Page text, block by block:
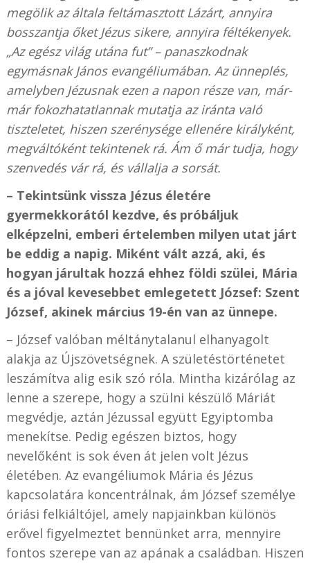
megölik az általa feltámasztott Lázárt, annyira
bosszantja őket Jézus sikere, annyira féltékenyek.
„Az egész világ utána fut” – panaszkodnak
egymásnak János evangéliumában. Az ünneplés,
amelyben Jézusnak ezen a napon része van, már-
már fokozhatatlannak mutatja az iránta való
tiszteletet, hiszen szerénysége ellenére királyként,
megváltóként tekintenek rá. Ám ő már tudja, hogy
szenvedés vár rá, és vállalja a sorsát.
– Tekintsünk vissza Jézus életére
gyermekkorától kezdve, és próbáljuk
elképzelni, emberi értelemben milyen utat járt
be eddig a napig. Miként vált azzá, aki, és
hogyan járultak hozzá ehhez földi szülei, Mária
és a jóval kevesebbet emlegetett József: Szent
József, akinek március 19-én van az ünnepe.
– József valóban méltánytalanul elhanyagolt
alakja az Újszövetségnek. A születéstörténetet
leszámítva alig esik szó róla. Mintha kizárólag az
lenne a szerepe, hogy a szülni készülő Máriát
megvédje, aztán Jézussal együtt Egyiptomba
menekítse. Pedig egészen biztos, hogy
nevelőként is sok éven át jelen volt Jézus
életében. Az evangéliumok Mária és Jézus
kapcsolatára koncentrálnak, ám József személye
óriási felkiáltójel, amely napjainkban különös
erővel figyelmeztet bennünket arra, mennyire
fontos szerepe van az apának a családban. Hiszen